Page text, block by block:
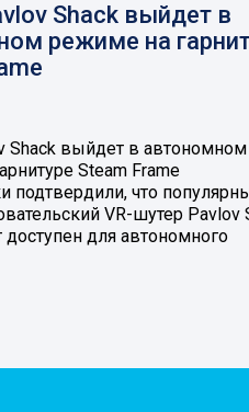
Shack выйдет в
режиме на
Shack выйдет в автономном
Steam Frame
подтвердили, что
VR-шутер Pavlov
доступен для автономного